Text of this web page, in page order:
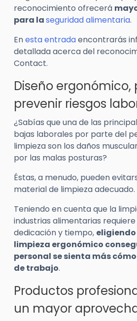
reconocimiento ofrecerá
para laseguridad alimentaria.
Enesta entradaencontrarás
detallada acerca del
Contact.
Diseño ergonómico,
prevenir riesgos
¿Sabías que una de las
bajas laborales por parte del
limpieza son los daños
por las malas posturas?
Éstas, a menudo, pueden
material de limpieza adecuado.
Teniendo en cuenta que la
industrias alimentarias
dedicación y tiempo,
limpieza ergonómico
personal se sienta más
de trabajo.
Productos
un mayor